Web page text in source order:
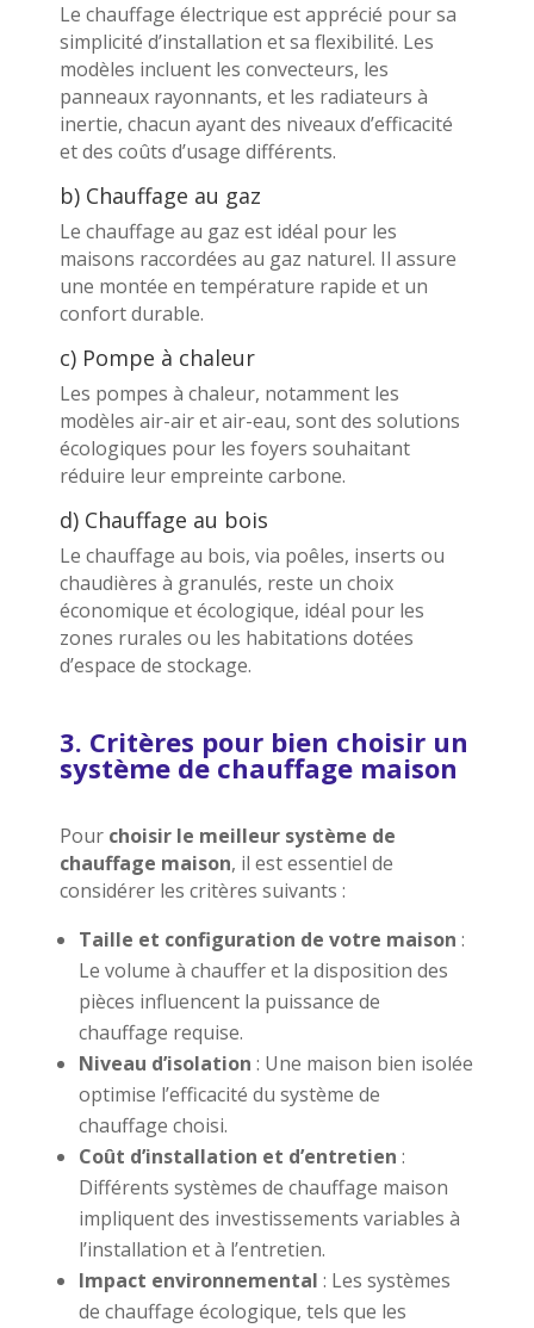
Le chauffage électrique est apprécié pour sa
simplicité d’installation et sa flexibilité. Les
modèles incluent les convecteurs, les
panneaux rayonnants, et les radiateurs à
inertie, chacun ayant des niveaux d’efficacité
et des coûts d’usage différents.
b) Chauffage au gaz
Le chauffage au gaz est idéal pour les
maisons raccordées au gaz naturel. Il assure
une montée en température rapide et un
confort durable.
c) Pompe à chaleur
Les pompes à chaleur, notamment les
modèles air-air et air-eau, sont des solutions
écologiques pour les foyers souhaitant
réduire leur empreinte carbone.
d) Chauffage au bois
Le chauffage au bois, via poêles, inserts ou
chaudières à granulés, reste un choix
économique et écologique, idéal pour les
zones rurales ou les habitations dotées
d’espace de stockage.
3. Critères pour bien choisir un
système de chauffage maison
Pour choisir le meilleur système de
chauffage maison, il est essentiel de
considérer les critères suivants :
Taille et configuration de votre maison :
Le volume à chauffer et la disposition des
pièces influencent la puissance de
chauffage requise.
Niveau d’isolation : Une maison bien isolée
optimise l’efficacité du système de
chauffage choisi.
Coût d’installation et d’entretien :
Différents systèmes de chauffage maison
impliquent des investissements variables à
l’installation et à l’entretien.
Impact environnemental : Les systèmes
de chauffage écologique, tels que les